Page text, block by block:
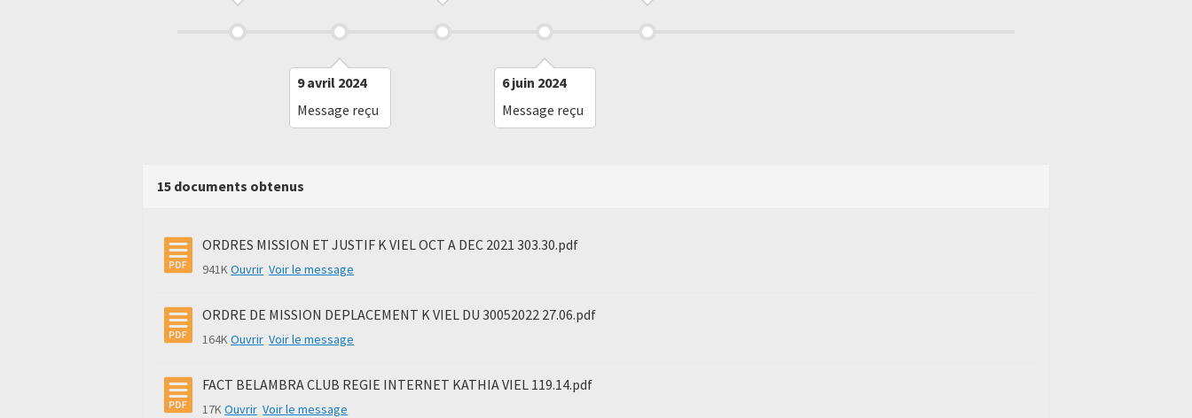
9 avril 2024
Message reçu
6 juin 2024
Message reçu
15 documents obtenus
ORDRES MISSION ET JUSTIF K VIEL OCT A DEC 2021 303.30.pdf
941KOuvrir Voir le message
ORDRE DE MISSION DEPLACEMENT K VIEL DU 30052022 27.06.pdf
164KOuvrir Voir le message
FACT BELAMBRA CLUB REGIE INTERNET KATHIA VIEL 119.14.pdf
17KOuvrir Voir le message